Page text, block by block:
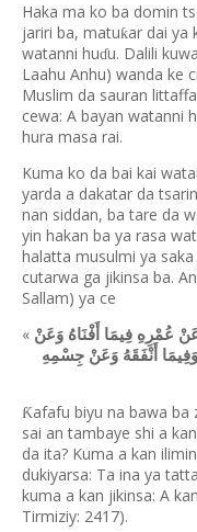
Haka ma ko ba domin
jariri ba, matuƙar dai ya
watanni huɗu. Dalili
Laahu Anhu) wanda ke
Muslim da sauran
cewa: A bayan watanni
hura masa rai.
Kuma ko da bai kai
yarda a dakatar da
nan siddan, ba tare da
yin hakan ba ya rasa
halatta musulmi ya
cutarwa ga jikinsa ba.
Sallam) ya ce
« عُمْرِهِ فِيمَا أَفْنَاهُ وَعَنْ
أَنْفَقَهُ وَعَنْ جِسْمِهِ
Ƙafafu biyu na bawa ba
sai an tambaye shi a
da ita? Kuma a kan
dukiyarsa: Ta ina ya
kuma a kan jikinsa: A
Tirmiziy: 2417).